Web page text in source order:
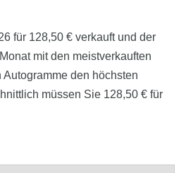
für 128,50 € verkauft und der
mit den meistverkauften
den höchsten
müssen Sie 128,50 € für